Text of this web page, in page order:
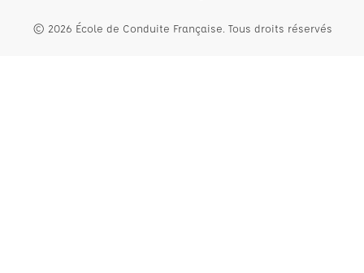
© 2026 École de Conduite Française. Tous droits réservés